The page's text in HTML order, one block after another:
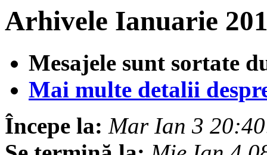
Arhivele Ianuarie
Mesajele sunt sortate
Mai multe detalii
Începe la: Mar Ian 3